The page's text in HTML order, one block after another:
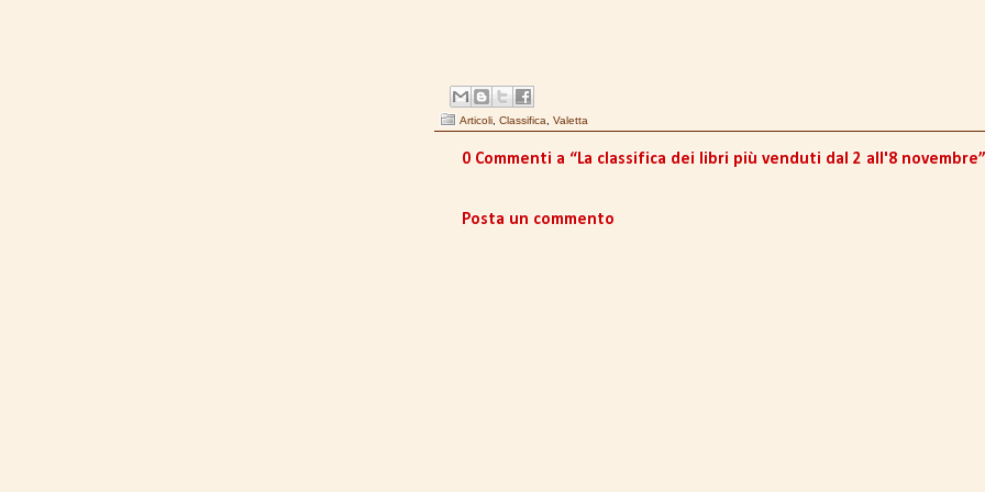
Articoli Classifica Valetta
0 Commenti a “La classifica dei libri più venduti dal 2 all'8 novembre”
Posta un commento